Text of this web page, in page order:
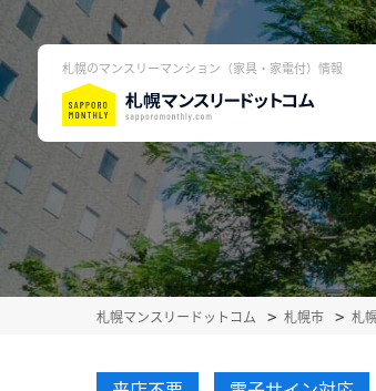
札幌のマンスリーマンション（家具・家電付）情報
札幌マンスリードットコム 札幌市 札